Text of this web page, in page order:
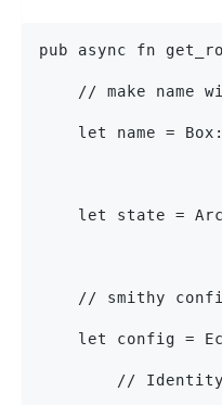
pub async fn
// make name
let name =
let state =
// smithy
let config =
//